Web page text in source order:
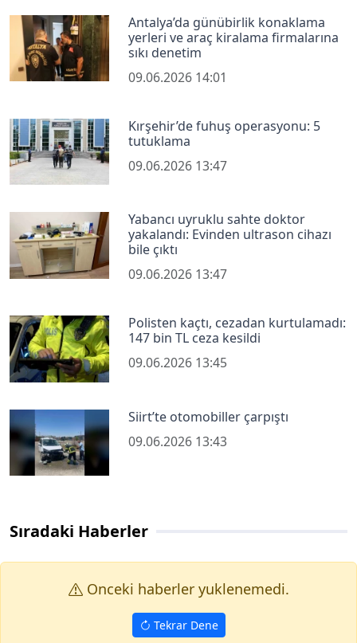
Antalya’da günübirlik konaklama
yerleri ve araç kiralama firmalarına
sıkı denetim
09.06.2026 14:01
Kırşehir’de fuhuş operasyonu: 5
tutuklama
09.06.2026 13:47
Yabancı uyruklu sahte doktor
yakalandı: Evinden ultrason cihazı
bile çıktı
09.06.2026 13:47
Polisten kaçtı, cezadan kurtulamadı:
147 bin TL ceza kesildi
09.06.2026 13:45
Siirt’te otomobiller çarpıştı
09.06.2026 13:43
Sıradaki Haberler
Onceki haberler yuklenemedi.
Tekrar Dene